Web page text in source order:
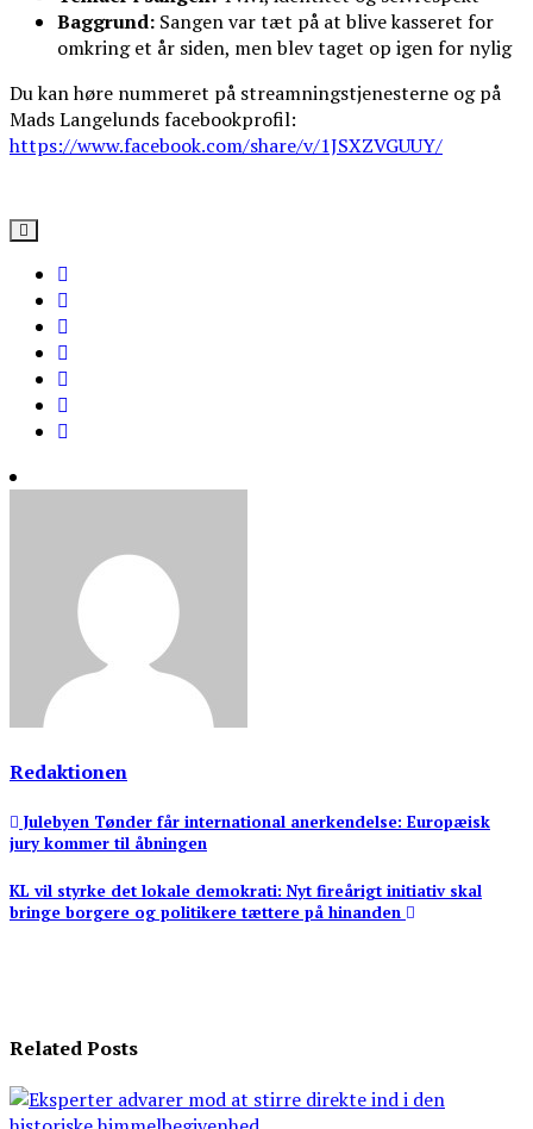
Baggrund: Sangen var tæt på at blive kasseret for
omkring et år siden, men blev taget op igen for nylig
Du kan høre nummeret på streamningstjenesterne og på
Mads Langelunds facebookprofil:
https://www.facebook.com/share/v/1JSXZVGUUY/
Redaktionen
Indlægsnavigation
Julebyen Tønder får international anerkendelse: Europæisk
jury kommer til åbningen
KL vil styrke det lokale demokrati: Nyt fireårigt initiativ skal
bringe borgere og politikere tættere på hinanden
Related Posts